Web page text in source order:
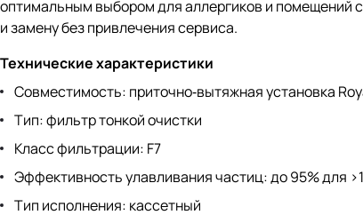
оптимальным выбором для аллергиков и помещений
и замену без привлечения сервиса.
Технические характеристики
Совместимость: приточно‑вытяжная установка
Тип: фильтр тонкой очистки
Класс фильтрации: F7
Эффективность улавливания частиц: до 95% для
Тип исполнения: кассетный